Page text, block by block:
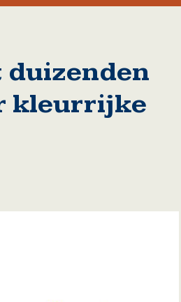
duizenden
kleurrijke